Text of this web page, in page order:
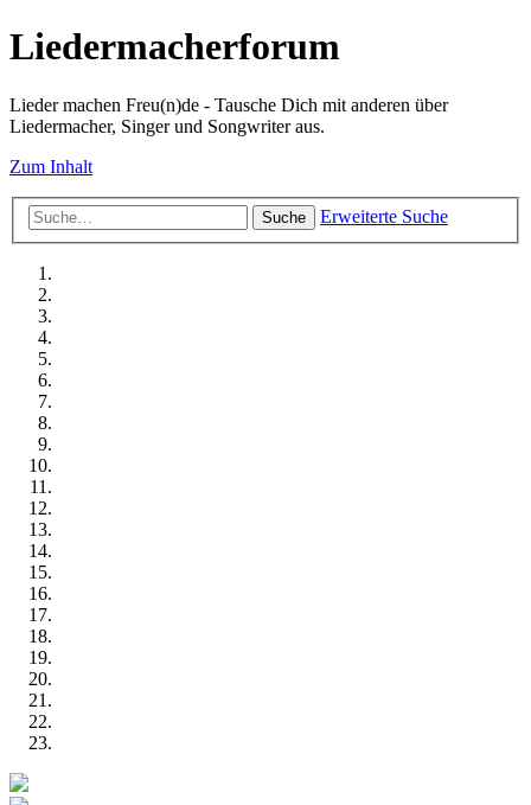
Liedermacherforum
Lieder machen Freu(n)de - Tausche Dich mit anderen über
Liedermacher, Singer und Songwriter aus.
Zum Inhalt
Suche Erweiterte Suche